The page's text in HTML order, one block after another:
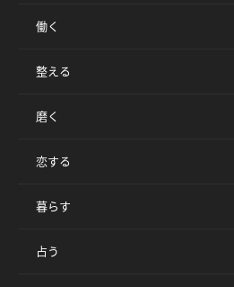
働く
整える
磨く
恋する
暮らす
占う